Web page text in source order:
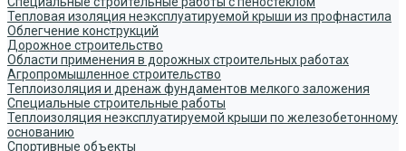
Тепловая изоляция неэксплуатируемой крыши из профнастила
Облегчение конструкций
Дорожное строительство
Области применения в дорожных строительных работах
Агропромышленное строительство
Теплоизоляция и дренаж фундаментов мелкого заложения
Специальные строительные работы
Теплоизоляция неэксплуатируемой крыши по железобетонному
основанию
Спортивные объекты